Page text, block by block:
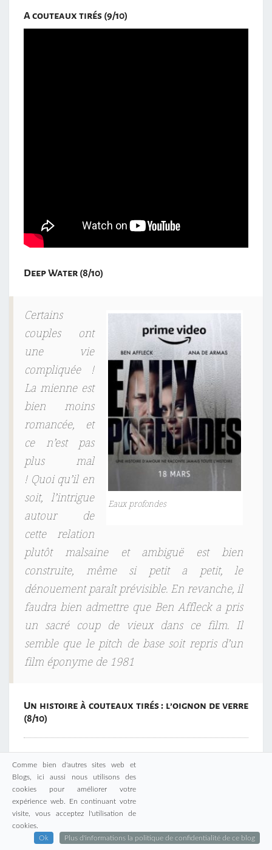
A couteaux tirés (9/10)
Deep Water (8/10)
Eaux profondes
Certains
couples ont
une vie
compliquée !
La mienne est
bien moins
romancée, et
ce n’est pas
plus mal
! Quoi qu’il en
soit, l’intrigue
autour de
cette relation
plutôt malsaine et ambiguë est bien
construite, même si petit a petit, le
dénouement paraît prévisible. En revanche, il
faudra bien admettre que Ben Affleck a pris
un sacré coup de vieux dans ce film. Il
semble que le pitch de base soit repris d’un
film éponyme de 1981
Un histoire à couteaux tirés : l’oignon de verre
(8/10)
Coup de Foudre à Nothing Hill (8/10)
Comme bien d'autres sites web et
Blogs, ici aussi nous utilisons des
cookies pour améliorer votre
expérience web. En continuant votre
visite, vous acceptez l'utilisation de
cookies.
Ok
Plus d'informations la politique de confidentialité de ce blog